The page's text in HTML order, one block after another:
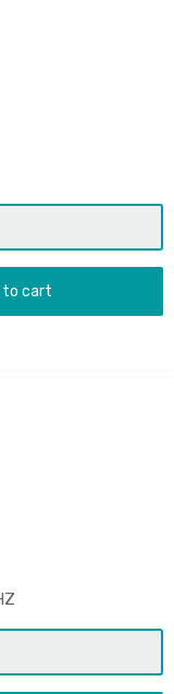
to cart